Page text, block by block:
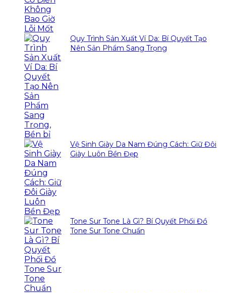
Quy Trình Sản Xuất Ví Da: Bí Quyết Tạo
Nên Sản Phẩm Sang Trọng
Vệ Sinh Giày Da Nam Đúng Cách: Giữ Đôi
Giày Luôn Bền Đẹp
Tone Sur Tone Là Gì? Bí Quyết Phối Đồ
Tone Sur Tone Chuẩn